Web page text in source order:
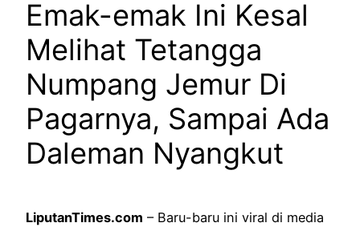
Emak-emak Ini Kesal
Melihat Tetangga
Numpang Jemur Di
Pagarnya, Sampai Ada
Daleman Nyangkut
LiputanTimes.com – Baru-baru ini viral di media